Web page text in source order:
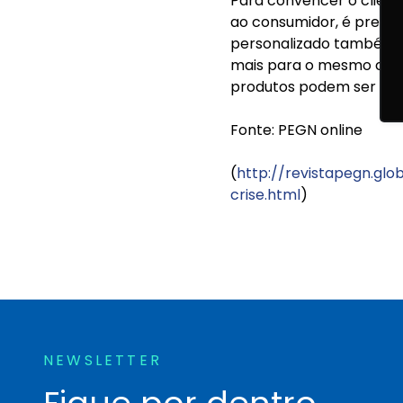
ao consumidor, é
personalizado também
mais para o mesmo
produtos podem ser
Fonte: PEGN online
(http://
crise.html)
NEWSLETTER